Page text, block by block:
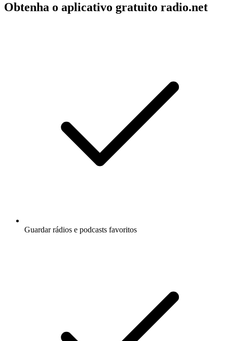
Obtenha o aplicativo gratuito radio.net
Guardar rádios e podcasts favoritos